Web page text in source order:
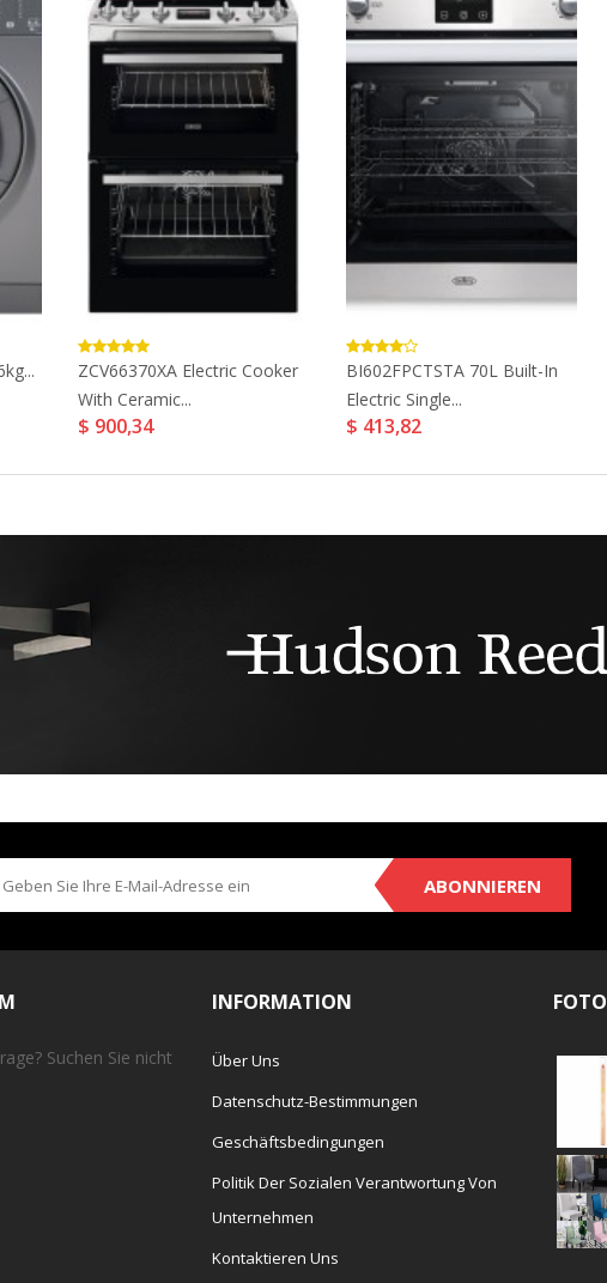
ZCV66370XA Electric Cooker
With Ceramic...
$ 900,34
BI602FPCTSTA 70L Built-In
Electric Single...
$ 413,82
ABONNIEREN
Suchen Sie nicht
INFORMATION
Über Uns
Datenschutz-Bestimmungen
Geschäftsbedingungen
Politik Der Sozialen Verantwortung Von
Unternehmen
Kontaktieren Uns
FOTO